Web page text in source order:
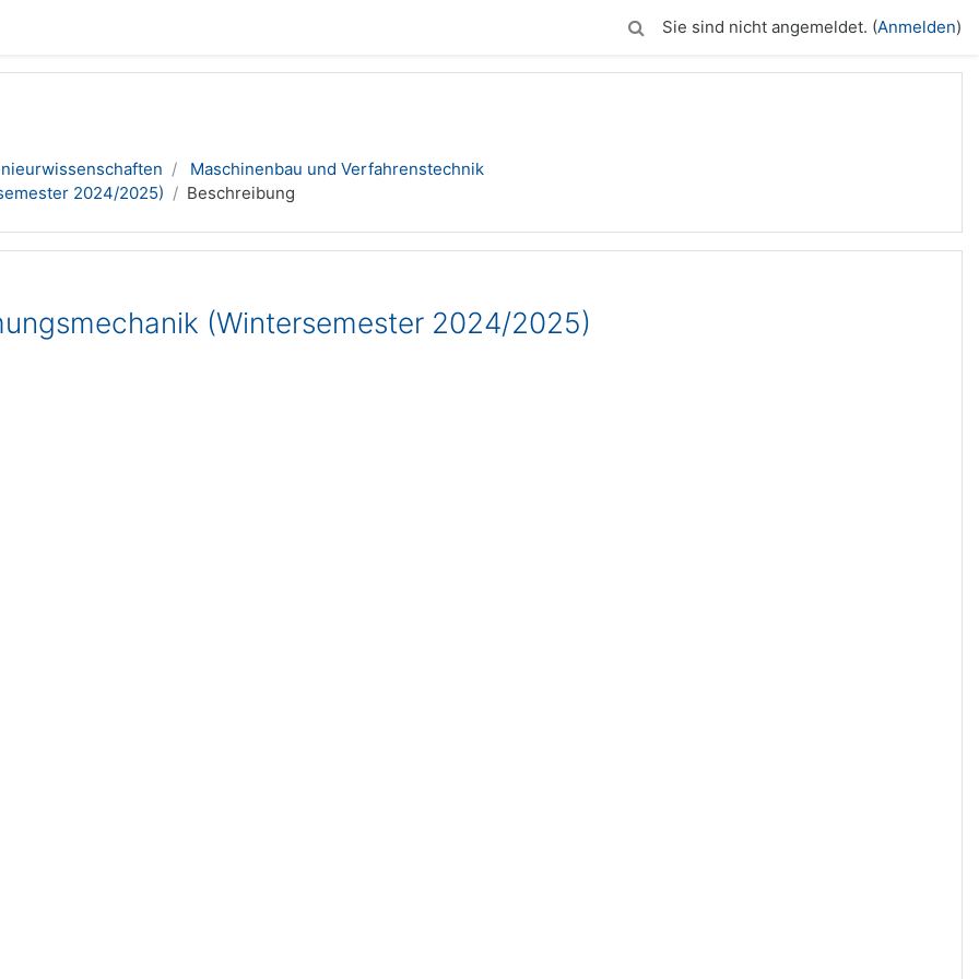
Sie sind nicht angemeldet. (Anmelden)
Maschinenbau und Verfahrenstechnik
2024/2025)
Beschreibung
(Wintersemester 2024/2025)